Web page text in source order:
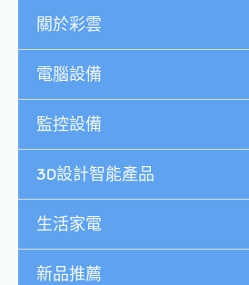
關於彩雲
電腦設備
監控設備
3D設計智能產品
生活家電
新品推薦